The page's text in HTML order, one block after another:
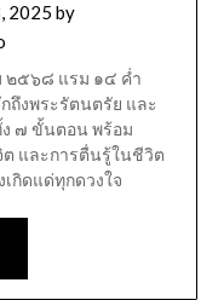
2025 by
๒๕๖๘ แรม ๑๔ ค่ำ
ถึงพระรัตนตรัย และ
ง ๗ ขั้นตอน พร้อม
ต และการตื่นรู้ในชีวิต
กิดแด่ทุกดวงใจ